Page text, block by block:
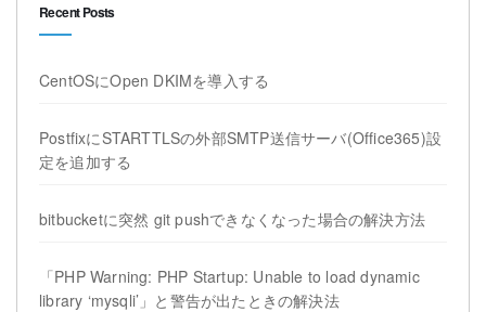
Recent Posts
CentOSにOpen DKIMを導入する
PostfixにSTARTTLSの外部SMTP送信サーバ(Office365)設
定を追加する
bitbucketに突然 git pushできなくなった場合の解決方法
「PHP Warning: PHP Startup: Unable to load dynamic
library ‘mysqli’」と警告が出たときの解決法